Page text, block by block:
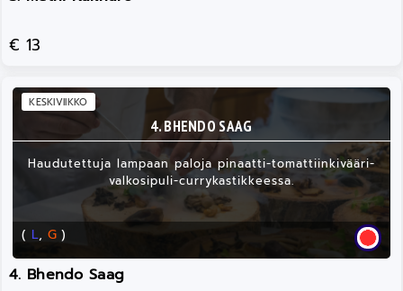
€ 13
4. BHENDO SAAG
Haudutettuja lampaan paloja pinaatti-tomattiinkivääri-
valkosipuli-currykastikkeessa.
( L, G )
KESKIVIIKKO
4. Bhendo Saag